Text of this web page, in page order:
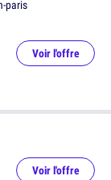
Voir l'offre
Voir l'offre